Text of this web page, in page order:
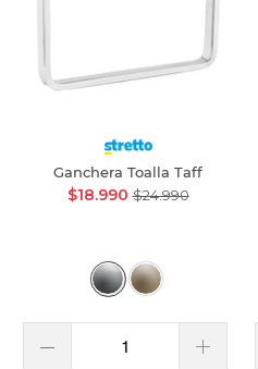
Ganchera Toalla Taff
$18.990$24.990